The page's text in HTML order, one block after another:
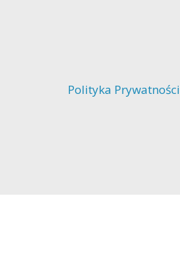
Polityka Prywatności